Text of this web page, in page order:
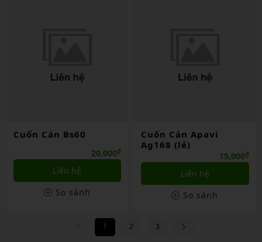
Cuốn Cán Bs60
20,000₫
Liên hệ
So sánh
Cuốn Cán Apavi
Ag168 (lẻ)
15,000₫
Liên hệ
So sánh
1 2 3